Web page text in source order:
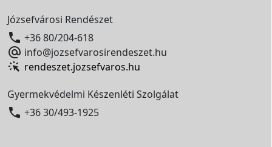
Józsefvárosi Rendészet
 +36 80/204-618
 info@jozsefvarosirendeszet.hu
rendeszet.jozsefvaros.hu
Gyermekvédelmi Készenléti Szolgálat
 +36 30/493-1925